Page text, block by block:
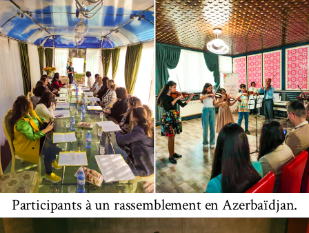
Participants à un rassemblement en Azerbaïdjan.